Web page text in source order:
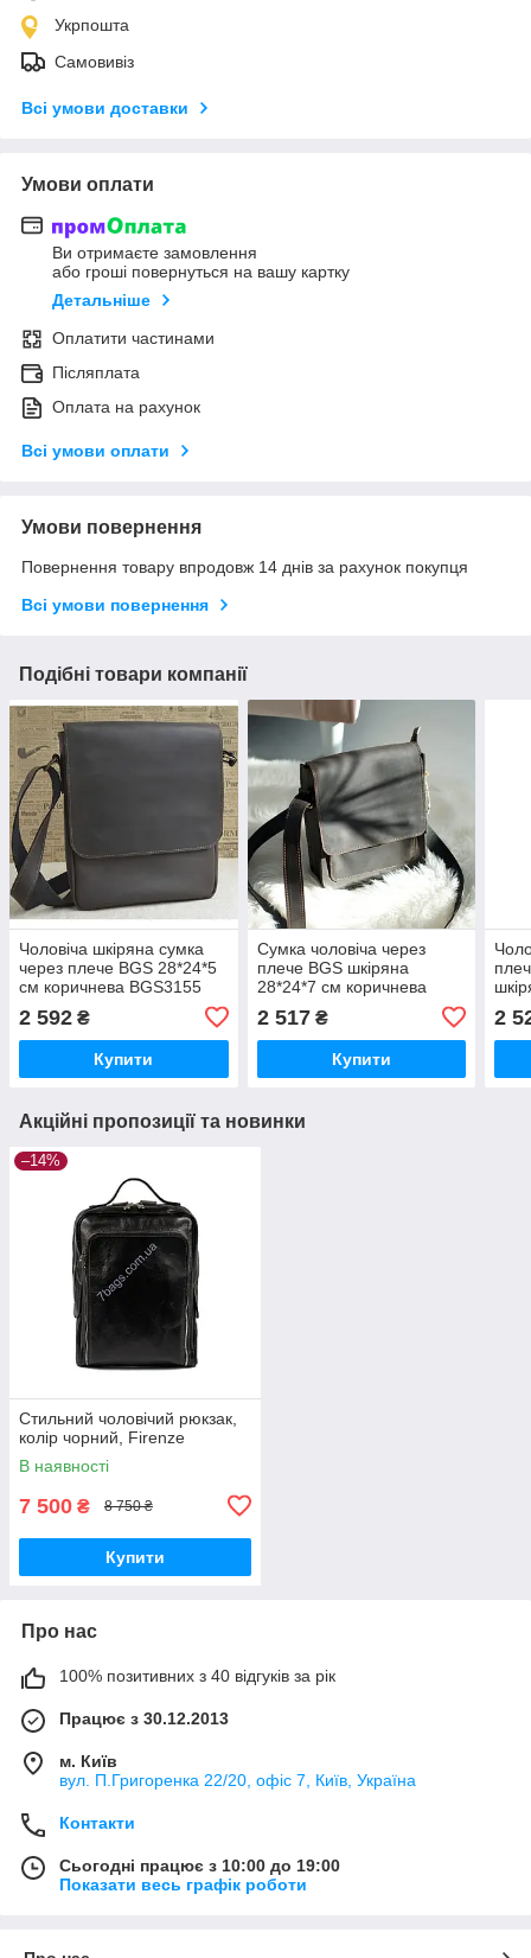
Укрпошта
Самовивіз
Всі умови доставки
Умови оплати
Ви отримаєте замовлення
або гроші повернуться на вашу картку
Детальніше
Оплатити частинами
Післяплата
Оплата на рахунок
Всі умови оплати
Умови повернення
Повернення товару впродовж 14 днів за рахунок покупця
Всі умови повернення
Подібні товари компанії
Чоловіча шкіряна сумка
через плече BGS 28*24*5
см коричнева BGS3155
2 592 ₴
Купити
Сумка чоловіча через
плече BGS шкіряна
28*24*7 см коричнева
2 517₴
Купити
2
Акційні пропозиції та новинки
–14%
Стильний чоловічий рюкзак,
колір чорний, Firenze
В наявності
7 500 ₴ 8 750 ₴
Купити
Про нас
100% позитивних з 40 відгуків за рік
Працює з 30.12.2013
м. Київ
вул. П.Григоренка 22/20, офіс 7, Київ, Україна
Контакти
Сьогодні працює з 10:00 до 19:00
Показати весь графік роботи